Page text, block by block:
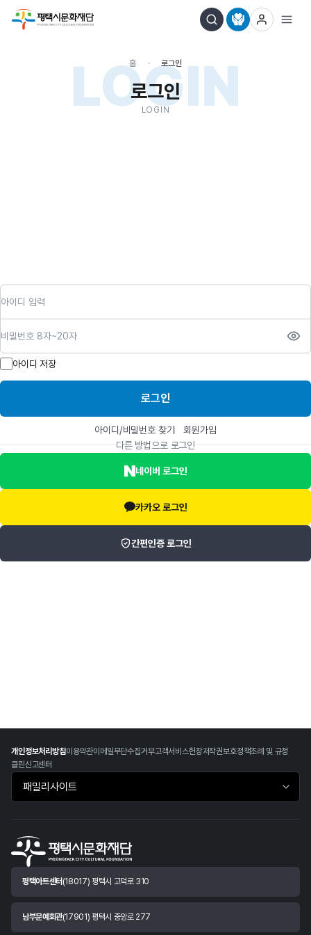
LOGIN
홈 로그인
로그인
LOGIN
아이디 저장
로그인
아이디/비밀번호 찾기
회원가입
다른 방법으로 로그인
네이버 로그인
카카오 로그인
간편인증 로그인
개인정보처리방침이용약관이메일무단수집거부고객서비스헌장저작권보호정책조례 및 규정
클린신고센터
패밀리사이트 바로가기
평택아트센터 (18017) 평택시 고덕로 310
남부문예회관(17901) 평택시 중앙로 277